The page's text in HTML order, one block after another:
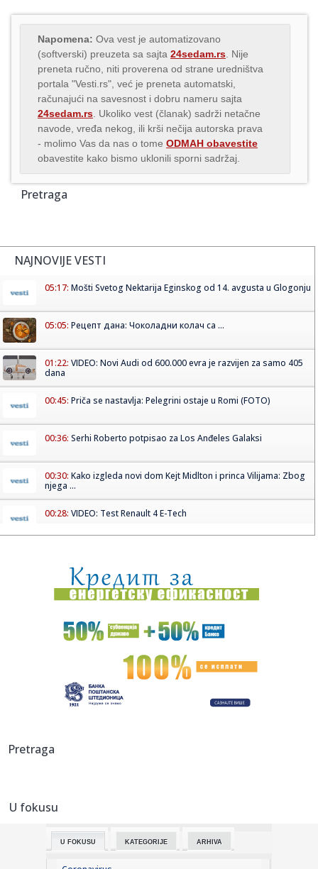
Napomena: Ova vest je automatizovano
(softverski) preuzeta sa sajta 24sedam.rs . Nije
preneta ručno, niti proverena od strane uredništva
portala "Vesti.rs", već je preneta automatski,
računajući na savesnost i dobru nameru sajta
24sedam.rs . Ukoliko vest (članak) sadrži netačne
navode, vređa nekog, ili krši nečija autorska prava
- molimo Vas da nas o tome ODMAH obavestite
obavestite kako bismo uklonili sporni sadržaj.
Pretraga
NAJNOVIJE VESTI
05:17: Mošti Svetog Nektarija Eginskog od 14. avgusta u Glogonju
05:05: Рецепт дана: Чоколадни колач са ...
01:22: VIDEO: Novi Audi od 600.000 evra je razvijen za samo 405
dana
00:45: Priča se nastavlja: Pelegrini ostaje u Romi (FOTO)
00:36: Serhi Roberto potpisao za Los Anđeles Galaksi
00:30: Kako izgleda novi dom Kejt Midlton i princa Vilijama: Zbog
njega ...
00:28: VIDEO: Test Renault 4 E-Tech
00:24:Džeko u centru spektakla: Šalke okupio više hiljada navijača
00:24:Bez golova u Hercegovini: Široki i Sloga, Sarajevo i Radnik
remi...
Đura Đ. Trajković br. 26: Plejlista za sivu zonu (Fontaines
00:17:Velika akcija tokom noći i ranog jutra u Beogradu: Ekipe
23:46:
23:45:
Izgubili ste pasoš usred odmora? Ne paničite: Ovo su
Pretraga
U fokusu
U FOKUSU KATEGORIJE ARHIVA